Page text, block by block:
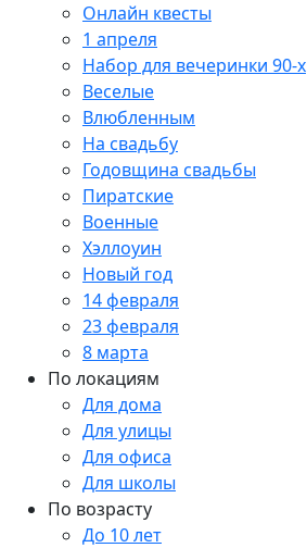
Онлайн квесты
1 апреля
Набор для вечеринки 90-х
Веселые
Влюбленным
На свадьбу
Годовщина свадьбы
Пиратские
Военные
Хэллоуин
Новый год
14 февраля
23 февраля
8 марта
По локациям
Для дома
Для улицы
Для офиса
Для школы
По возрасту
До 10 лет